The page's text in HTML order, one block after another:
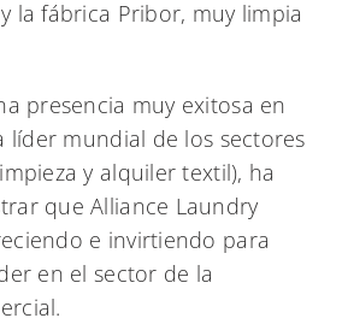
la fábrica Pribor, muy limpia
presencia muy exitosa en
líder mundial de los sectores
y alquiler textil), ha
que Alliance Laundry
e invirtiendo para
en el sector de la